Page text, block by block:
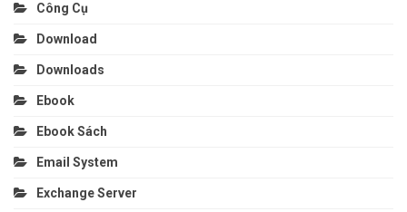
Công Cụ
Download
Downloads
Ebook
Ebook Sách
Email System
Exchange Server